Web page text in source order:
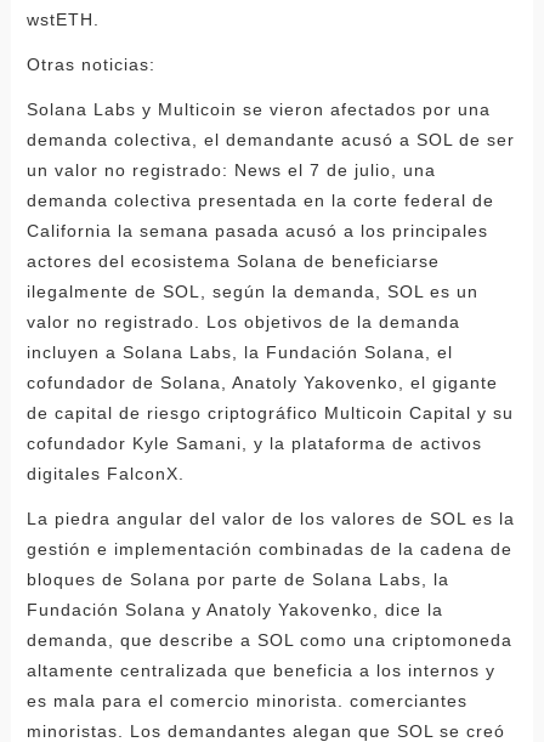
wstETH.
Otras noticias:
Solana Labs y Multicoin se vieron afectados por una
demanda colectiva, el demandante acusó a SOL de ser
un valor no registrado: News el 7 de julio, una
demanda colectiva presentada en la corte federal de
California la semana pasada acusó a los principales
actores del ecosistema Solana de beneficiarse
ilegalmente de SOL, según la demanda, SOL es un
valor no registrado. Los objetivos de la demanda
incluyen a Solana Labs, la Fundación Solana, el
cofundador de Solana, Anatoly Yakovenko, el gigante
de capital de riesgo criptográfico Multicoin Capital y su
cofundador Kyle Samani, y la plataforma de activos
digitales FalconX.
La piedra angular del valor de los valores de SOL es la
gestión e implementación combinadas de la cadena de
bloques de Solana por parte de Solana Labs, la
Fundación Solana y Anatoly Yakovenko, dice la
demanda, que describe a SOL como una criptomoneda
altamente centralizada que beneficia a los internos y
es mala para el comercio minorista. comerciantes
minoristas. Los demandantes alegan que SOL se creó